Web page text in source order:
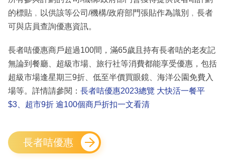
的標貼﹐以供該等公司/機構/政府部門張貼作為識別﹐長者
可與店員查詢優惠資訊。
長者咭優惠商戶超過100間，滿65歲且持有長者咭的老友記
無論到餐廳、超級市場、旅行社等消費都能享受優惠，包括
超級市場逢星期三9折、低至半價買眼鏡、海洋公園免費入
場等。詳情請參閱： 長者咭優惠2023總覽 大快活一餐平
$3、超市9折 逾100個商戶折扣一文看清
長者咭優惠